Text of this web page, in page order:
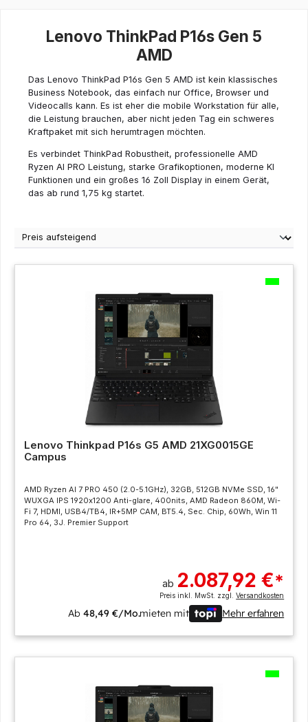
Lenovo ThinkPad P16s Gen 5
AMD
Das Lenovo ThinkPad P16s Gen 5 AMD ist kein klassisches
Business Notebook, das einfach nur Office, Browser und
Videocalls kann. Es ist eher die mobile Workstation für alle,
die Leistung brauchen, aber nicht jeden Tag ein schweres
Kraftpaket mit sich herumtragen möchten.
Es verbindet ThinkPad Robustheit, professionelle AMD
Ryzen AI PRO Leistung, starke Grafikoptionen, moderne KI
Funktionen und ein großes 16 Zoll Display in einem Gerät,
das ab rund 1,75 kg startet.
Lenovo Thinkpad P16s G5 AMD 21XG0015GE
Campus
AMD Ryzen AI 7 PRO 450 (2.0-5.1GHz), 32GB, 512GB NVMe SSD, 16"
WUXGA IPS 1920x1200 Anti-glare, 400nits, AMD Radeon 860M, Wi-
Fi 7, HDMI, USB4/TB4, IR+5MP CAM, BT5.4, Sec. Chip, 60Wh, Win 11
Pro 64, 3J. Premier Support
ab 2.087,92 €*
Preis inkl. MwSt. zzgl.Versandkosten
Ab48,49 €/Mo.mieten mit Mehr erfahren